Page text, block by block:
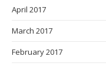
April 2017
March 2017
February 2017